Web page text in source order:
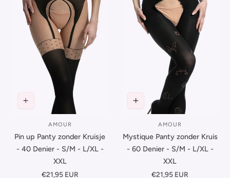
Leverancier:
AMOUR
Pin up Panty zonder Kruisje
- 40 Denier - S/M - L/XL -
XXL
Normale
€21,95 EUR
Leverancier:
AMOUR
Mystique Panty zonder Kruis
- 60 Denier - S/M - L/XL -
XXL
Normale
€21,95 EUR